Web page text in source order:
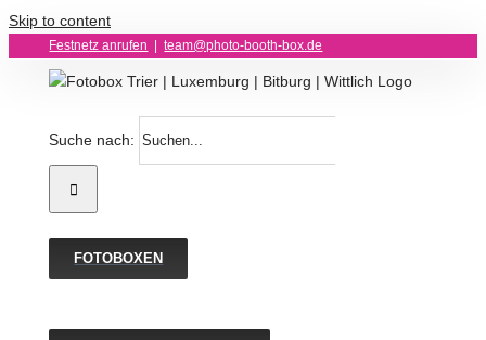
Skip to content
Festnetz anrufen team@photo-booth-box.de
Suche nach:
FOTOBOXEN